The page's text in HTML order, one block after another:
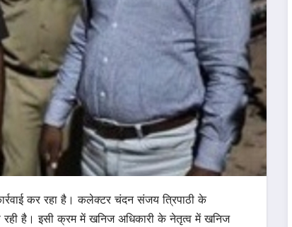
कर रहा है। कलेक्टर चंदन संजय त्रिपाठी के
रही है। इसी क्रम में खनिज अधिकारी के नेतृत्व में खनिज